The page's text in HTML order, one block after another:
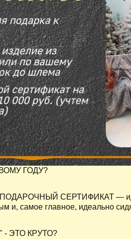
ГОДУ?
ПОДАРОЧНЫЙ СЕРТИФИКАТ —
и, самое главное, идеально
ЭТО КРУТО?